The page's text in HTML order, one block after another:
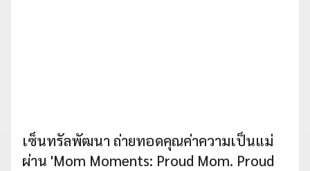
เซ็นทรัลพัฒนา ถ่ายทอดคุณค่าความเป็นแม่
ผ่าน 'Mom Moments: Proud Mom. Proud